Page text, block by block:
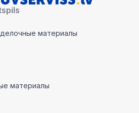
материалы
материалы